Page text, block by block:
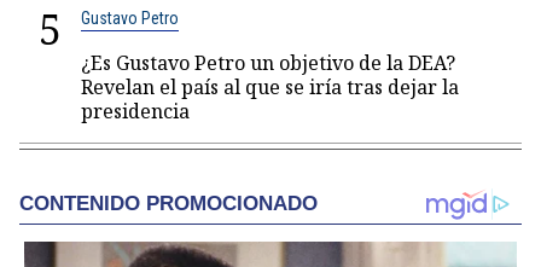
5 Gustavo Petro
¿Es Gustavo Petro un objetivo de la DEA?
Revelan el país al que se iría tras dejar la
presidencia